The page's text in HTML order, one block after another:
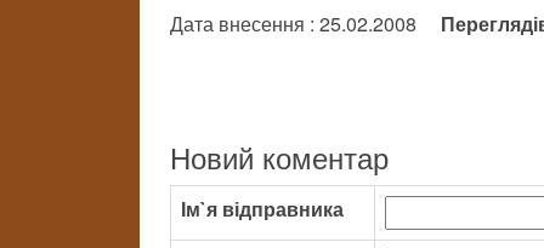
Дата внесення : 25.02.2008
Новий коментар
Ім`я відправника